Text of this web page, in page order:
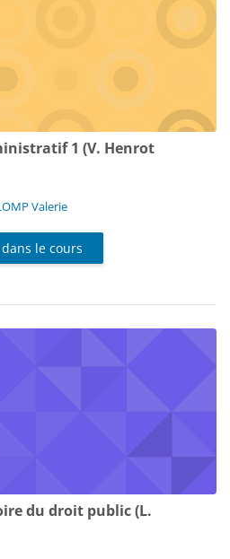
1 (V. Henrot
Valerie
le cours
du droit public (L.